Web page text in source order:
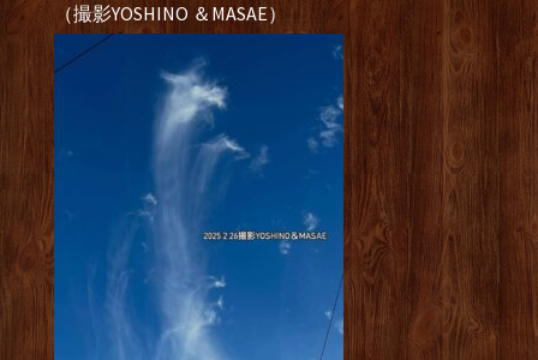
（撮影YOSHINO ＆MASAE）